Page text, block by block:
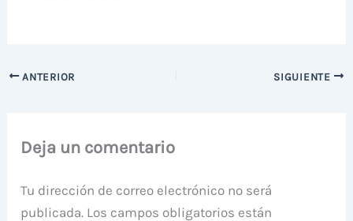
ANTERIOR SIGUIENTE
Deja un comentario
Tu dirección de correo electrónico no será
publicada. Los campos obligatorios están